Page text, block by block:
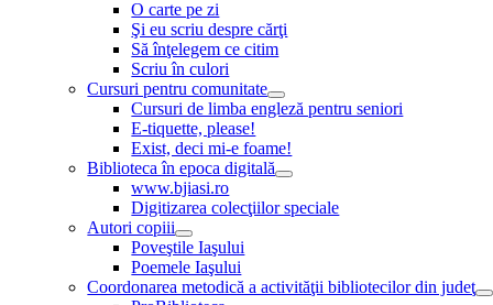
O carte pe zi
Şi eu scriu despre cărţi
Să înţelegem ce citim
Scriu în culori
Cursuri pentru comunitate
Cursuri de limba engleză pentru seniori
E-tiquette, please!
Exist, deci mi-e foame!
Biblioteca în epoca digitală
www.bjiasi.ro
Digitizarea colecţiilor speciale
Autori copiii
Poveştile Iaşului
Poemele Iaşului
Coordonarea metodică a activităţii bibliotecilor din judeţ